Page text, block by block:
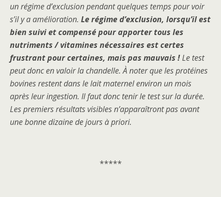
un régime d’exclusion pendant quelques temps pour voir
s’il y a amélioration. Le régime d’exclusion, lorsqu’il est
bien suivi et compensé pour apporter tous les
nutriments / vitamines nécessaires est certes
frustrant pour certaines, mais pas mauvais !Le test
peut donc en valoir la chandelle. À noter que les protéines
bovines restent dans le lait maternel environ un mois
après leur ingestion. Il faut donc tenir le test sur la durée.
Les premiers résultats visibles n’apparaîtront pas avant
une bonne dizaine de jours à priori.
*****